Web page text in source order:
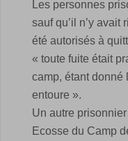
Les personnes
sauf qu’il n’y avait
été autorisés à
« toute fuite était
camp, étant donné
entoure ».
Un autre
Ecosse du Camp